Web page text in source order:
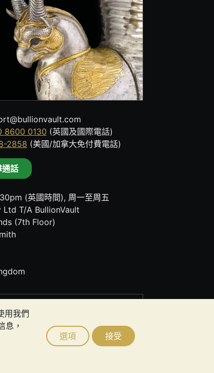
用我們
息，
選項 接受
8600 0130 (英國及國際電話)
2858 (美國/加拿大免付費電話)
話
(英國時間), 周一至周五
Ltd T/A BullionVault
(7th Floor)